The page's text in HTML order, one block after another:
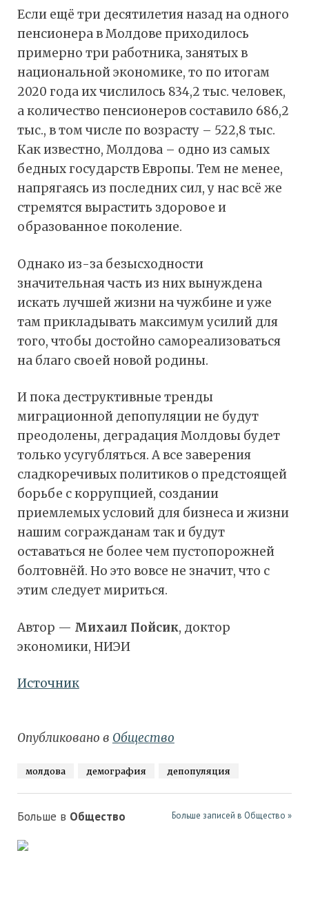
Если ещё три десятилетия назад на одного
пенсионера в Молдове приходилось
примерно три работника, занятых в
национальной экономике, то по итогам
2020 года их числилось 834,2 тыс. человек,
а количество пенсионеров составило 686,2
тыс., в том числе по возрасту – 522,8 тыс.
Как известно, Молдова – одно из самых
бедных государств Европы. Тем не менее,
напрягаясь из последних сил, у нас всё же
стремятся вырастить здоровое и
образованное поколение.
Однако из-за безысходности
значительная часть из них вынуждена
искать лучшей жизни на чужбине и уже
там прикладывать максимум усилий для
того, чтобы достойно самореализоваться
на благо своей новой родины.
И пока деструктивные тренды
миграционной депопуляции не будут
преодолены, деградация Молдовы будет
только усугубляться. А все заверения
сладкоречивых политиков о предстоящей
борьбе с коррупцией, создании
приемлемых условий для бизнеса и жизни
нашим согражданам так и будут
оставаться не более чем пустопорожней
болтовнёй. Но это вовсе не значит, что с
этим следует мириться.
Автор — Михаил Пойсик, доктор
экономики, НИЭИ
Источник
Опубликовано в Общество
молдова демография депопуляция
Больше в Общество Больше записей в Общество »